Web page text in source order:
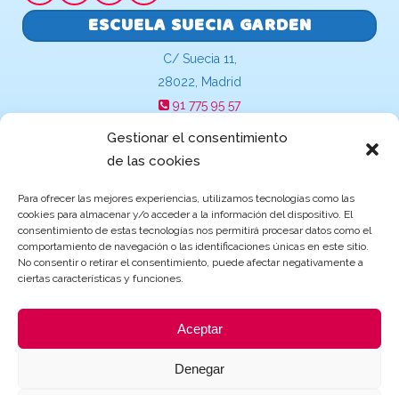
Gestionar el consentimiento
de las cookies
Para ofrecer las mejores experiencias, utilizamos tecnologías como las
cookies para almacenar y/o acceder a la información del dispositivo. El
consentimiento de estas tecnologías nos permitirá procesar datos como el
comportamiento de navegación o las identificaciones únicas en este sitio.
No consentir o retirar el consentimiento, puede afectar negativamente a
ciertas características y funciones.
Aceptar
Denegar
ESCUELA SUECIA GARDEN
C/ Suecia 11,
28022, Madrid
91 775 95 57
Becas y ayudas de Educación